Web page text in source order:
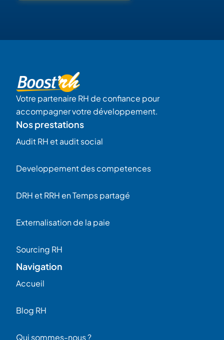
Votre partenaire RH de confiance pour
accompagner votre développement.
Nos prestations
Audit RH et audit social
Developpement des competences
DRH et RRH en Temps partagé
Externalisation de la paie
Sourcing RH
Navigation
Accueil
Blog RH
Qui sommes-nous ?